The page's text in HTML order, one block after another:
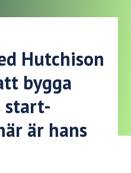
Hutchison
bygga
start-
är hans